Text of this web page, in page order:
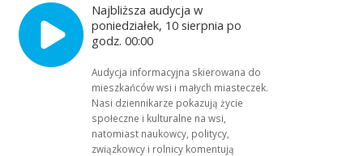
Najbliższa audycja w
poniedziałek, 10 sierpnia po
godz. 00:00
Audycja informacyjna skierowana do
mieszkańców wsi i małych miasteczek.
Nasi dziennikarze pokazują życie
społeczne i kulturalne na wsi,
natomiast naukowcy, politycy,
związkowcy i rolnicy komentują